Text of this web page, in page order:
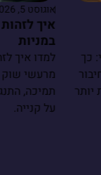
כך
יותר
אוגוסט 5, 2026
איך
במניות
למדו איך
מרעשי שוק
תמיכה,
על קנייה.